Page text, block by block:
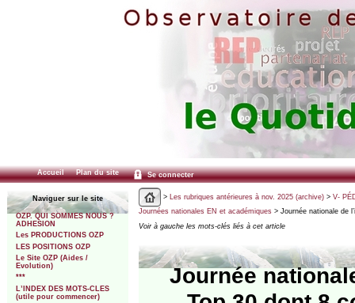
Accueil Plan du site Se connecter
Naviguer sur le site
OZP. QUI SOMMES NOUS ?
ADHESION
Les PRODUCTIONS OZP
LES POSITIONS OZP
Le Site OZP (Aides /
Evolution)
***
L’INDEX DES MOTS-CLES
(utile pour commencer)
> Les rubriques antérieures à nov. 2025 (archive)> V-
Journées nationales EN et académiques> Journée nationale de
Voir à gauche les mots-clés liés à cet article
Journée